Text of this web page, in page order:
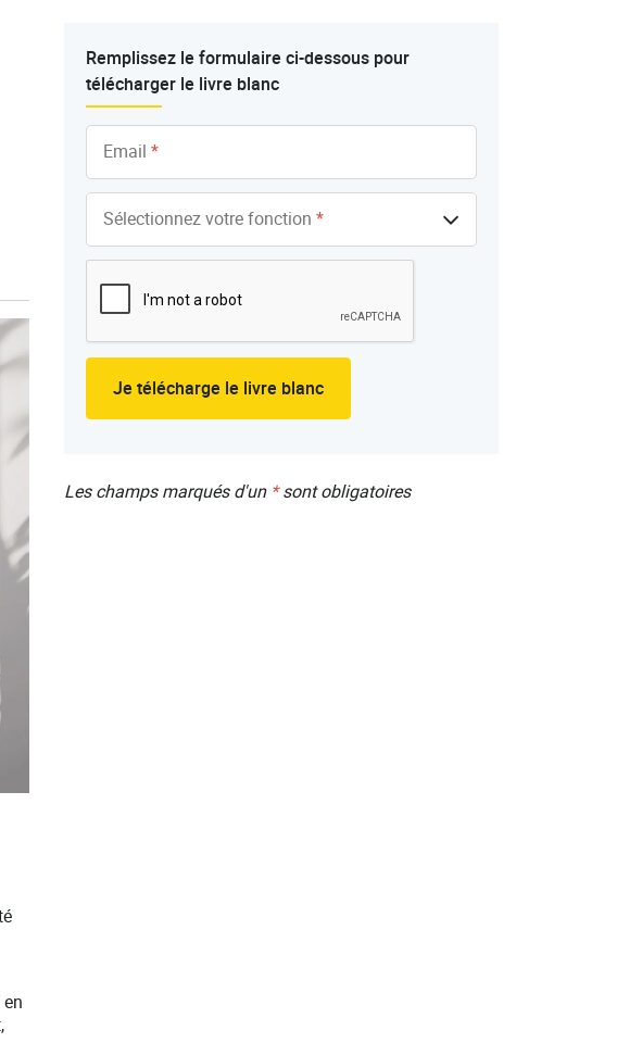
Remplissez le formulaire ci-dessous pour
télécharger le livre blanc
Email *
Sélectionnez votre fonction *
Je télécharge le livre blanc
Les champs marqués d'un *sont obligatoires